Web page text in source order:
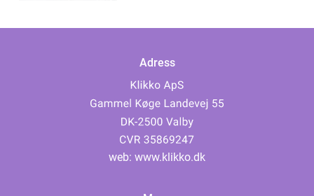
Adress
web: www.klikko.dk